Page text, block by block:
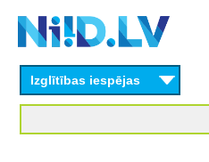
content
Izglītības iespējas